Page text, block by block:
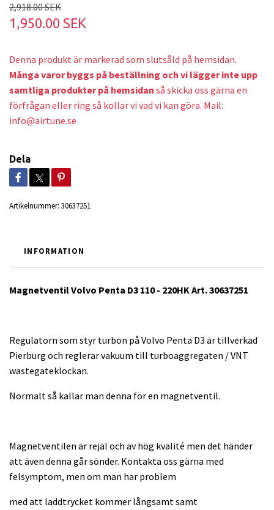
2,918.00 SEK
1,950.00 SEK
Denna produkt är markerad som slutsåld på hemsidan.
Många varor byggs på beställning och vi lägger inte upp
samtliga produkter på hemsidan så skicka oss gärna en
förfrågan eller ring så kollar vi vad vi kan göra. Mail:
info@airtune.se
Dela
Artikelnummer: 30637251
INFORMATION
Magnetventil Volvo Penta D3 110 - 220HK Art. 30637251
Regulatorn som styr turbon på Volvo Penta D3 är tillverkad
Pierburg och reglerar vakuum till turboaggregaten / VNT
wastegateklockan.
Normalt så kallar man denna för en magnetventil.
Magnetventilen är rejäl och av hög kvalité men det händer
att även denna går sönder. Kontakta oss gärna med
felsymptom, men om man har problem
med att laddtrycket kommer långsamt samt